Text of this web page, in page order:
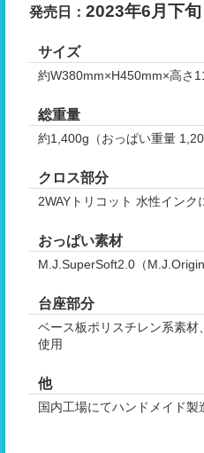
2023年6月下
サイズ
約W380mm×H450mm×高さ
総重量
約1,400g（おっぱい重量
クロス部分
2WAYトリコット 水性インク
おっぱい素材
M.J.SuperSoft2.0（
台座部分
ベース板ポリスチレン系素
使用
他
国内工場にてハンドメイド製